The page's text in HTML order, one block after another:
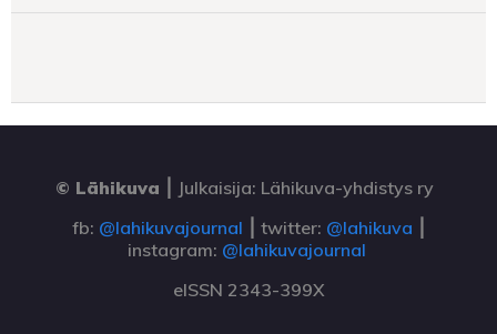
© Lähikuva
Julkaisija: Lähikuva-yhdistys ry
fb: @lahikuvajournal ⎮ twitter: @lahikuva
instagram: @lahikuvajournal
eISSN 2343-399X